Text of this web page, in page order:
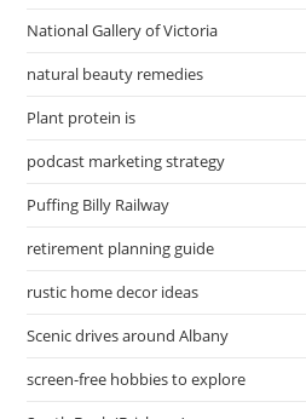
National Gallery of Victoria
natural beauty remedies
Plant protein is
podcast marketing strategy
Puffing Billy Railway
retirement planning guide
rustic home decor ideas
Scenic drives around Albany
screen-free hobbies to explore